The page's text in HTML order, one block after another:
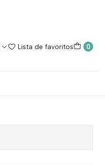
Lista de favoritos 0